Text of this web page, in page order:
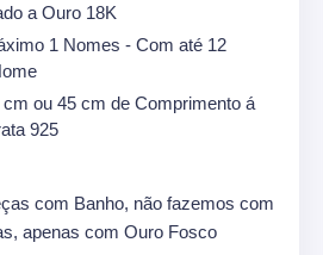
a Ouro 18K
1 Nomes - Com até 12
ou 45 cm de Comprimento á
925
com Banho, não fazemos com
apenas com Ouro Fosco